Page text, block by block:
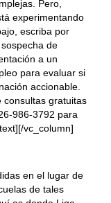
Pero,
experimentando
escriba por
de
a un
para evaluar si
accionable.
consultas gratuitas
986-3792 para
vc_column]
en el lugar de
de tales